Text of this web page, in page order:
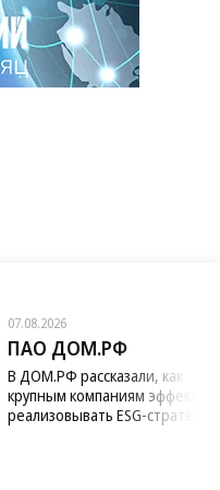
07.08.2026
ПАО ДОМ.РФ
В ДОМ.РФ рассказали, как
крупным компаниям
реализовывать ESG-стратегию